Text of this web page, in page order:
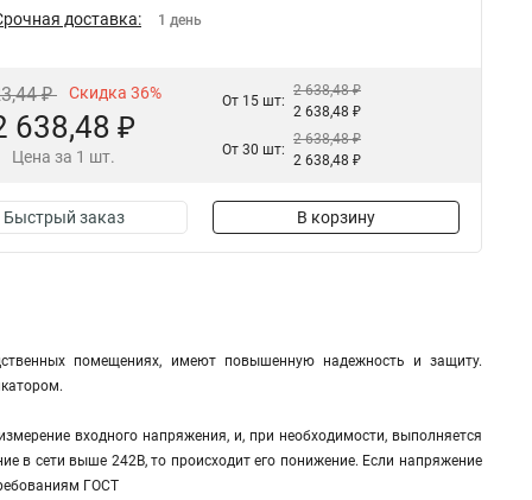
доставка: 1 день
₽ Скидка 36%
638,48 ₽
Цена за 1 шт.
От 15 шт:
2 638,48 ₽
2 638,48 ₽
От 30 шт:
2 638,48 ₽
2 638,48 ₽
Быстрый заказ В корзину
помещениях, имеют повышенную надежность и защиту.
входного напряжения, и, при необходимости, выполняется
в сети выше 242В, то происходит его понижение. Если напряжение
ГОСТ